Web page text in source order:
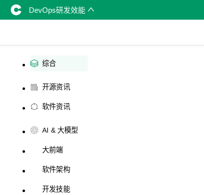
DevOps研发效能
综合
开源资讯
软件资讯
AI & 大模型
大前端
软件架构
开发技能